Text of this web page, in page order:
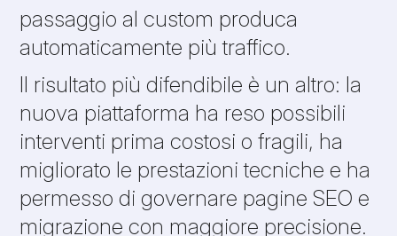
passaggio al custom produca
automaticamente più traffico.
Il risultato più difendibile è un altro: la
nuova piattaforma ha reso possibili
interventi prima costosi o fragili, ha
migliorato le prestazioni tecniche e ha
permesso di governare pagine SEO e
migrazione con maggiore precisione.